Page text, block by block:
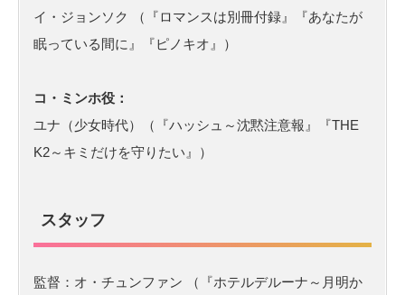
イ・ジョンソク （『ロマンスは別冊付録』『あなたが
眠っている間に』『ピノキオ』）
コ・ミンホ役：
ユナ（少女時代）（『ハッシュ～沈黙注意報』『THE
K2～キミだけを守りたい』）
スタッフ
監督：オ・チュンファン （『ホテルデルーナ～月明か